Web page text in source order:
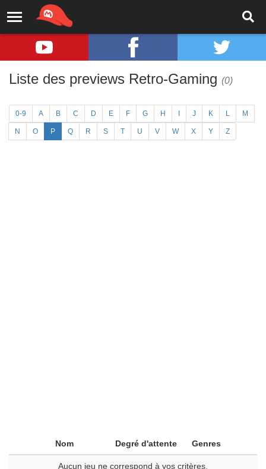
Liste des previews Retro-Gaming (0)
0-9 A B C D E F G H J K L M
N O P Q R S T U V W X Y Z
Nom Degré d'attente Genres
Aucun jeu ne correspond à vos critères.